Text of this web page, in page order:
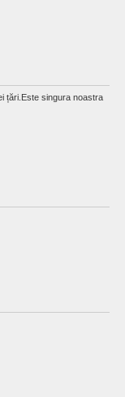
țări.Este singura noastra